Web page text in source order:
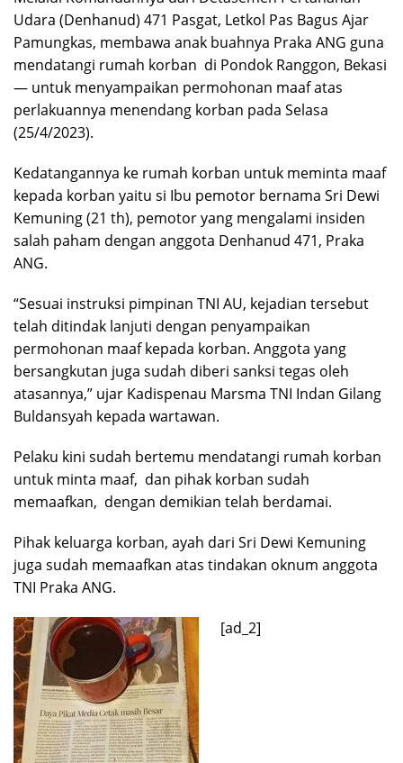
Udara (Denhanud) 471 Pasgat, Letkol Pas Bagus Ajar
Pamungkas, membawa anak buahnya Praka ANG guna
mendatangi rumah korban di Pondok Ranggon, Bekasi
— untuk menyampaikan permohonan maaf atas
perlakuannya menendang korban pada Selasa
(25/4/2023).
Kedatangannya ke rumah korban untuk meminta maaf
kepada korban yaitu si Ibu pemotor bernama Sri Dewi
Kemuning (21 th), pemotor yang mengalami insiden
salah paham dengan anggota Denhanud 471, Praka
ANG.
“Sesuai instruksi pimpinan TNI AU, kejadian tersebut
telah ditindak lanjuti dengan penyampaikan
permohonan maaf kepada korban. Anggota yang
bersangkutan juga sudah diberi sanksi tegas oleh
atasannya,” ujar Kadispenau Marsma TNI Indan Gilang
Buldansyah kepada wartawan.
Pelaku kini sudah bertemu mendatangi rumah korban
untuk minta maaf, dan pihak korban sudah
memaafkan, dengan demikian telah berdamai.
Pihak keluarga korban, ayah dari Sri Dewi Kemuning
juga sudah memaafkan atas tindakan oknum anggota
TNI Praka ANG.
[ad_2]